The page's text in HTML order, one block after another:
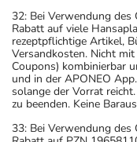
32: Bei Verwendung
Rabatt auf viele
rezeptpflichtige Artikel,
Versandkosten. Nicht
Coupons) kombinierbar
und in der APONEO
solange der Vorrat
zu beenden. Keine
33: Bei Verwendung des